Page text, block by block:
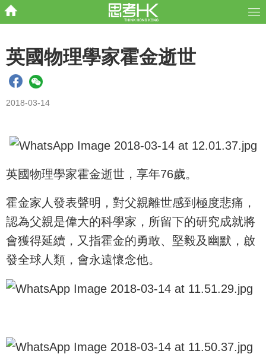
英國物理學家霍金逝世
2018-03-14
英國物理學家霍金逝世，享年76歲。
霍金家人發表聲明，對父親離世感到極度悲痛，
認為父親是偉大的科學家，所留下的研究成就將
會獲得延續，又指霍金的勇敢、堅毅及幽默，啟
發全球人類，會永遠懷念他。